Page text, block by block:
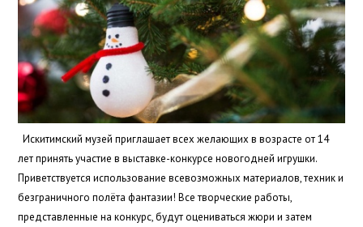
Искитимский музей приглашает всех желающих в возрасте от 14
лет принять участие в выставке-конкурсе новогодней игрушки.
Приветствуется использование всевозможных материалов, техник и
безграничного полёта фантазии! Все творческие работы,
представленные на конкурс, будут оцениваться жюри и затем